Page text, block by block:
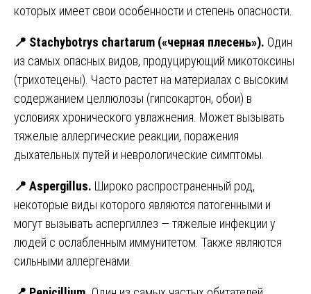
которых имеет свои особенности и степень опасности.
📍 Stachybotrys chartarum («черная плесень»). Один
из самых опасных видов, продуцирующий микотоксины
(трихотецены). Часто растет на материалах с высоким
содержанием целлюлозы (гипсокартон, обои) в
условиях хронического увлажнения. Может вызывать
тяжелые аллергические реакции, поражения
дыхательных путей и неврологические симптомы.
📍 Aspergillus. Широко распространенный род,
некоторые виды которого являются патогенными и
могут вызывать аспергиллез — тяжелые инфекции у
людей с ослабленным иммунитетом. Также являются
сильными аллергенами.